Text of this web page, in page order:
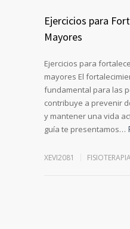
Ejercicios para
Mayores
Ejercicios para
mayores El
fundamental para las
contribuye a prevenir
y mantener una vida
guía te presentamos…
XEVI2081